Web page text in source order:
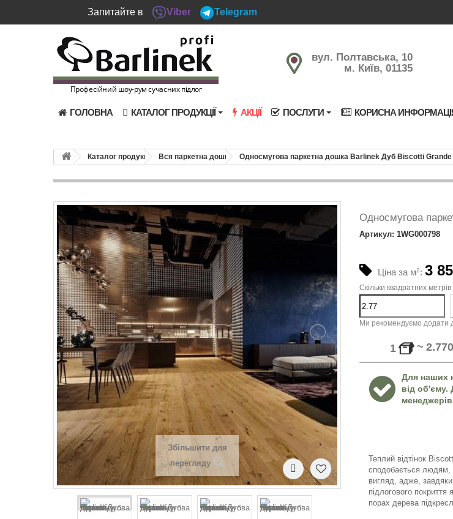
Запитайте в Viber Telegram
Професійний шоу-рум сучасних підлог
вул. Полтавська, 10
м. Київ, 01135
ГОЛОВНА КАТАЛОГ ПРОДУКЦІЇ АКЦІЇ ПОСЛУГИ КОРИСНА
Каталог продукції Вся паркетна дошка Односмугова паркетна дошка Barlinek Дуб Biscotti
Збільшити для
перегляду
Односмугова
Артикул: 1WG000798
Ціна за м2: 3
Скільки квадратних
Ми рекомендуємо додати
1 ~ 2.770
Для наших
від об'єму.
Теплий відтінок
сподобається людям,
вигляд, адже,
підлогового
порах дерева